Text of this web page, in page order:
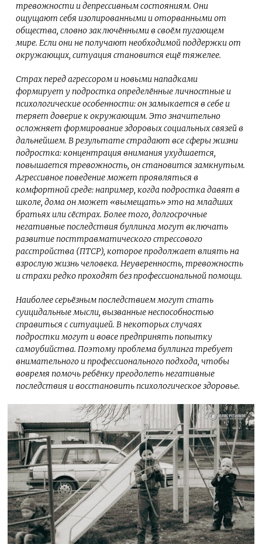
тревожности и депрессивным состояниям. Они
ощущают себя изолированными и оторванными от
общества, словно заключёнными в своём пугающем
мире. Если они не получают необходимой поддержки от
окружающих, ситуация становится ещё тяжелее.
Страх перед агрессором и новыми нападками
формирует у подростка определённые личностные и
психологические особенности: он замыкается в себе и
теряет доверие к окружающим. Это значительно
осложняет формирование здоровых социальных связей в
дальнейшем. В результате страдают все сферы жизни
подростка: концентрация внимания ухудшается,
повышается тревожность, он становится замкнутым.
Агрессивное поведение может проявляться в
комфортной среде: например, когда подростка давят в
школе, дома он может «вымещать» это на младших
братьях или сёстрах. Более того, долгосрочные
негативные последствия буллинга могут включать
развитие посттравматического стрессового
расстройства (ПТСР), которое продолжает влиять на
взрослую жизнь человека. Неуверенность, тревожность
и страхи редко проходят без профессиональной помощи.
Наиболее серьёзным последствием могут стать
суицидальные мысли, вызванные неспособностью
справиться с ситуацией. В некоторых случаях
подростки могут и вовсе предпринять попытку
самоубийства. Поэтому проблема буллинга требует
внимательного и профессионального подхода, чтобы
вовремя помочь ребёнку преодолеть негативные
последствия и восстановить психологическое здоровье.